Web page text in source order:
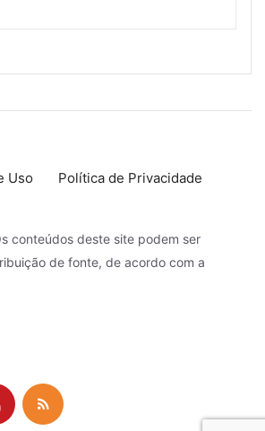
Uso Política de Privacidade
conteúdos deste site podem ser
de fonte, de acordo com a